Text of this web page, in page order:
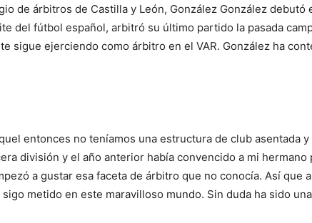
de árbitros de Castilla y León, González González debutó
del fútbol español, arbitró su último partido la pasada
sigue ejerciendo como árbitro en el VAR. González ha
entonces no teníamos una estructura de club asentada
división y el año anterior había convencido a mi hermano
a gustar esa faceta de árbitro que no conocía. Así que
metido en este maravilloso mundo. Sin duda ha sido